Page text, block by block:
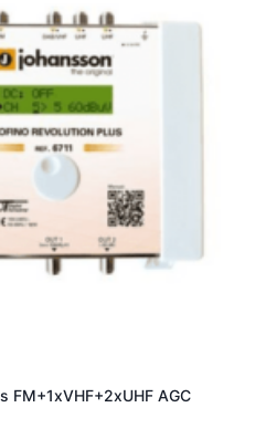
FM+1xVHF+2xUHF AGC